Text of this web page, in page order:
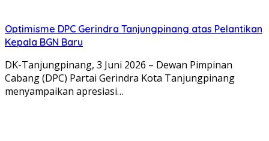
Optimisme DPC Gerindra Tanjungpinang atas Pelantikan
Kepala BGN Baru
DK-Tanjungpinang, 3 Juni 2026 – Dewan Pimpinan
Cabang (DPC) Partai Gerindra Kota Tanjungpinang
menyampaikan apresiasi…